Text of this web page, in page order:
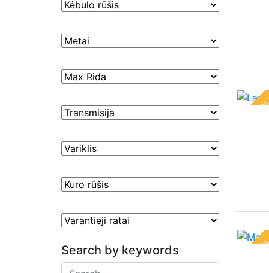
Search by keywords
informaciją
ataskaitas,
atsisakysite